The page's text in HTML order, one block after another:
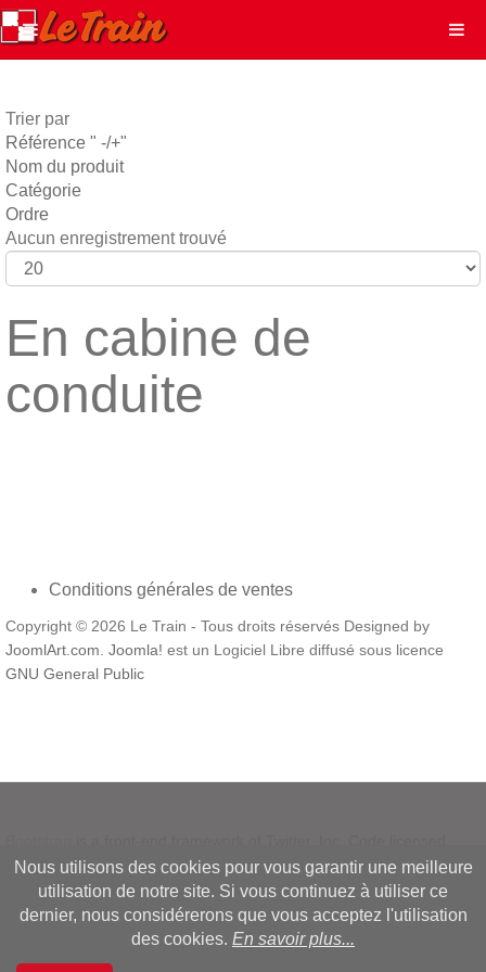
Trier par
Référence " -/+"
Nom du produit
Catégorie
Ordre
Aucun enregistrement trouvé
En cabine de
conduite
Conditions générales de ventes
Copyright © 2026 Le Train - Tous droits réservés Designed by
JoomlArt.com. Joomla! est un Logiciel Libre diffusé sous licence
GNU General Public
underMIT License.
Font Awesomefont licensed underSIL OFL 1.1.
Nous utilisons des cookies pour vous garantir une meilleure
utilisation de notre site. Si vous continuez à utiliser ce
dernier, nous considérerons que vous acceptez l'utilisation
des cookies. En savoir plus...